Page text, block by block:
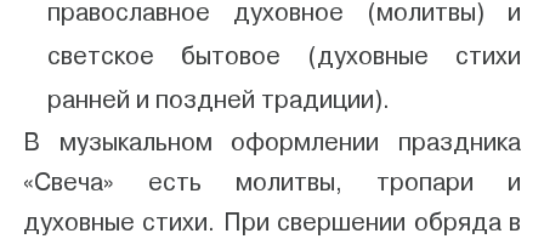
православное духовное (молитвы) и
светское бытовое (духовные стихи
ранней и поздней традиции).
В музыкальном оформлении праздника
«Свеча» есть молитвы, тропари и
духовные стихи. При свершении обряда в